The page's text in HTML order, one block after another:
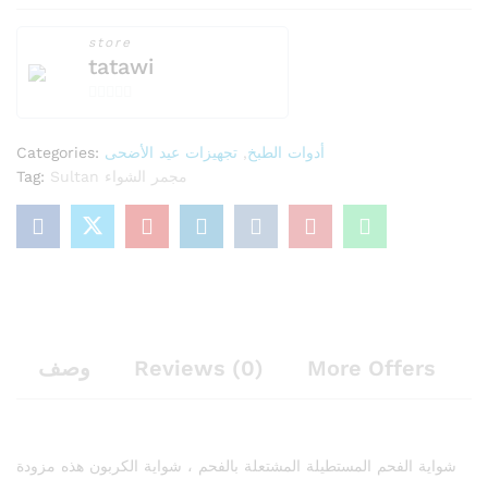
store
tatawi
u
f
Categories: أدوات الطبخ
تجهيزات عيد الأضحى
Tag:
Sultan مجمر الشواء
وصف Reviews (0) More Offers
شواية الفحم المستطيلة المشتعلة بالفحم ، شواية الكربون هذه مزودة